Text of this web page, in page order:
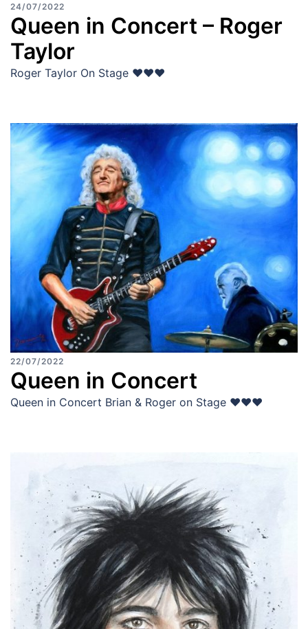
24/07/2022
Queen in Concert – Roger
Taylor
Roger Taylor On Stage ♥♥♥
22/07/2022
Queen in Concert
Queen in Concert Brian & Roger on Stage ♥♥♥